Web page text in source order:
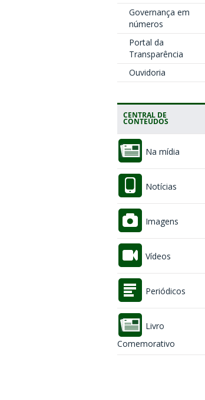
Governança em
números
Portal da
Transparência
Ouvidoria
CENTRAL DE
CONTEÚDOS
Na mídia
Notícias
Imagens
Vídeos
Periódicos
Livro
Comemorativo